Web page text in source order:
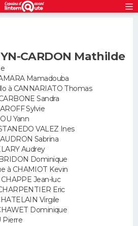
CARDON Mathilde
Mamadouba
à CANNARIATO Thomas
Sandra
Sylvie
Yann
VALEZ Ines
Sabrina
Audrey
Dominique
à CHAMIOT Kevin
Jean-luc
Eric
Virgile
Dominique
Pierre